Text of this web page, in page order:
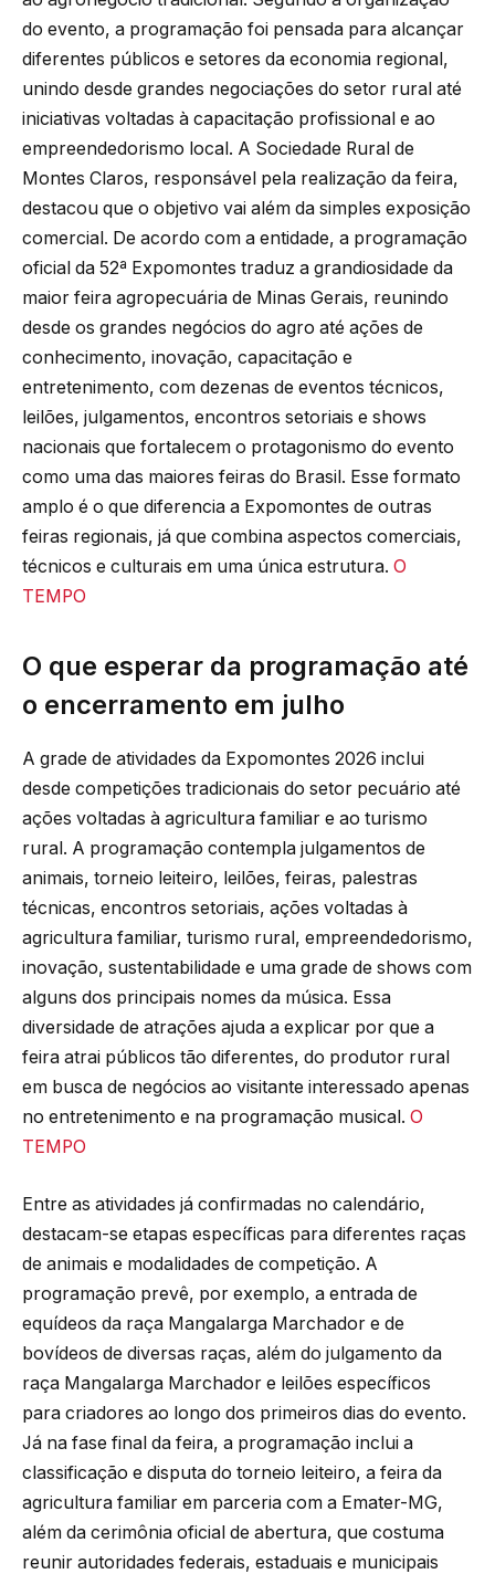
do evento, a programação foi pensada para alcançar
diferentes públicos e setores da economia regional,
unindo desde grandes negociações do setor rural até
iniciativas voltadas à capacitação profissional e ao
empreendedorismo local. A Sociedade Rural de
Montes Claros, responsável pela realização da feira,
destacou que o objetivo vai além da simples exposição
comercial. De acordo com a entidade, a programação
oficial da 52ª Expomontes traduz a grandiosidade da
maior feira agropecuária de Minas Gerais, reunindo
desde os grandes negócios do agro até ações de
conhecimento, inovação, capacitação e
entretenimento, com dezenas de eventos técnicos,
leilões, julgamentos, encontros setoriais e shows
nacionais que fortalecem o protagonismo do evento
como uma das maiores feiras do Brasil. Esse formato
amplo é o que diferencia a Expomontes de outras
feiras regionais, já que combina aspectos comerciais,
técnicos e culturais em uma única estrutura. O
TEMPO
O que esperar da programação até
o encerramento em julho
A grade de atividades da Expomontes 2026 inclui
desde competições tradicionais do setor pecuário até
ações voltadas à agricultura familiar e ao turismo
rural. A programação contempla julgamentos de
animais, torneio leiteiro, leilões, feiras, palestras
técnicas, encontros setoriais, ações voltadas à
agricultura familiar, turismo rural, empreendedorismo,
inovação, sustentabilidade e uma grade de shows com
alguns dos principais nomes da música. Essa
diversidade de atrações ajuda a explicar por que a
feira atrai públicos tão diferentes, do produtor rural
em busca de negócios ao visitante interessado apenas
no entretenimento e na programação musical. O
TEMPO
Entre as atividades já confirmadas no calendário,
destacam-se etapas específicas para diferentes raças
de animais e modalidades de competição. A
programação prevê, por exemplo, a entrada de
equídeos da raça Mangalarga Marchador e de
bovídeos de diversas raças, além do julgamento da
raça Mangalarga Marchador e leilões específicos
para criadores ao longo dos primeiros dias do evento.
Já na fase final da feira, a programação inclui a
classificação e disputa do torneio leiteiro, a feira da
agricultura familiar em parceria com a Emater-MG,
além da cerimônia oficial de abertura, que costuma
reunir autoridades federais, estaduais e municipais